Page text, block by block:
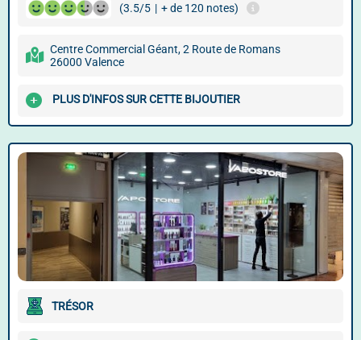
(3.5/5 | + de 120 notes)
Centre Commercial Géant, 2 Route de Romans
26000 Valence
PLUS D'INFOS SUR CETTE BIJOUTIER
TRÉSOR